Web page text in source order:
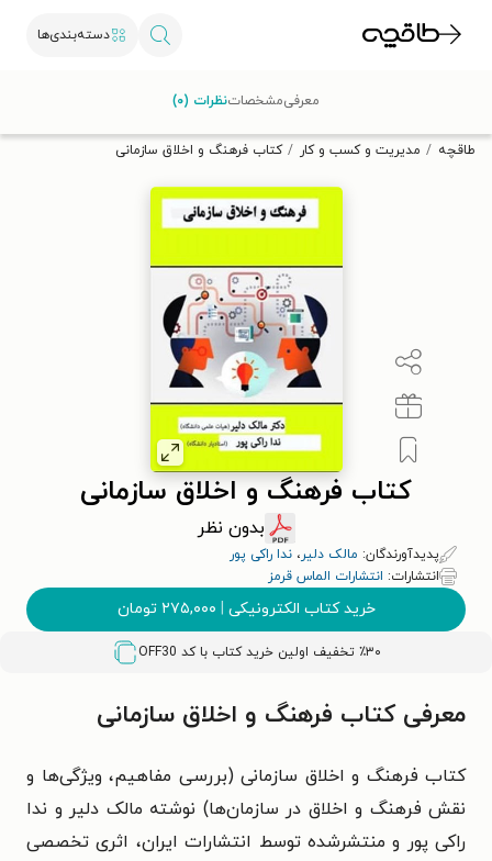
دسته‌بندی‌ها
تخفیف از طاقچه دریافت کن.
طاقچه مدیریت و کسب و کار کتاب فرهنگ و اخلاق سازمانی
کتاب فرهنگ و اخلاق سازمانی
بدون نظر
پدیدآورندگان: مالک دلیر، ندا راکی پور
انتشارات: انتشارات الماس قرمز
خرید کتاب الکترونیکی | ۲۷۵,۰۰۰ تومان
٪۳۰ تخفیف اولین خرید کتاب با کد OFF30
معرفیمشخصاتنظرات (۰)
معرفی کتاب فرهنگ و اخلاق سازمانی
کتاب فرهنگ و اخلاق سازمانی (بررسی مفاهیم، ویژگی‌ها و
نقش فرهنگ و اخلاق در سازمان‌ها) نوشته مالک دلیر و ندا
راکی پور و منتشرشده توسط انتشارات ایران، اثری تخصصی